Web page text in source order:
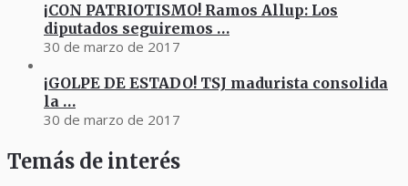
¡CON PATRIOTISMO! Ramos Allup: Los
diputados seguiremos …
30 de marzo de 2017
¡GOLPE DE ESTADO! TSJ madurista consolida
la …
30 de marzo de 2017
Temás de interés